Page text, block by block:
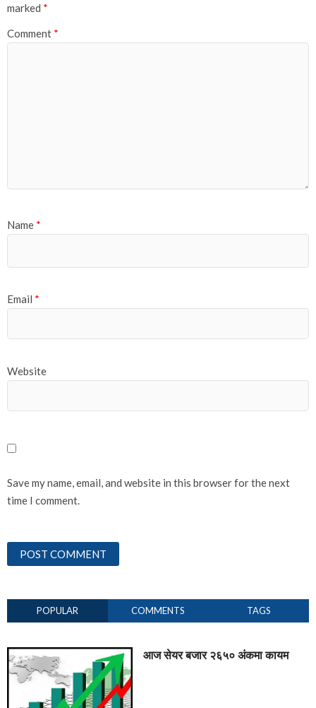
marked *
Comment *
Name *
Email *
Website
Save my name, email, and website in this browser for the next
time I comment.
POPULAR COMMENTS TAGS
आज सेयर बजार २६५० अंकमा कायम